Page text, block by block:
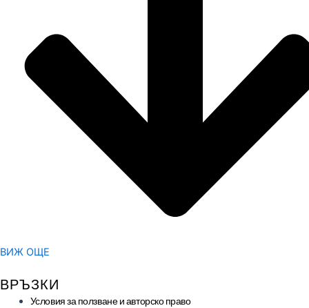
ВИЖ ОЩЕ
ВРЪЗКИ
Условия за ползване и авторско право